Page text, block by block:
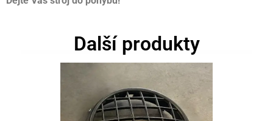
Další produkty